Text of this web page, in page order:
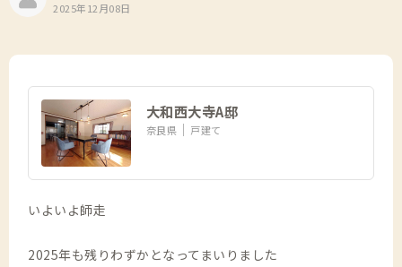
2025年12月08日
大和西大寺A邸
奈良県 戸建て
いよいよ師走
2025年も残りわずかとなってまいりました